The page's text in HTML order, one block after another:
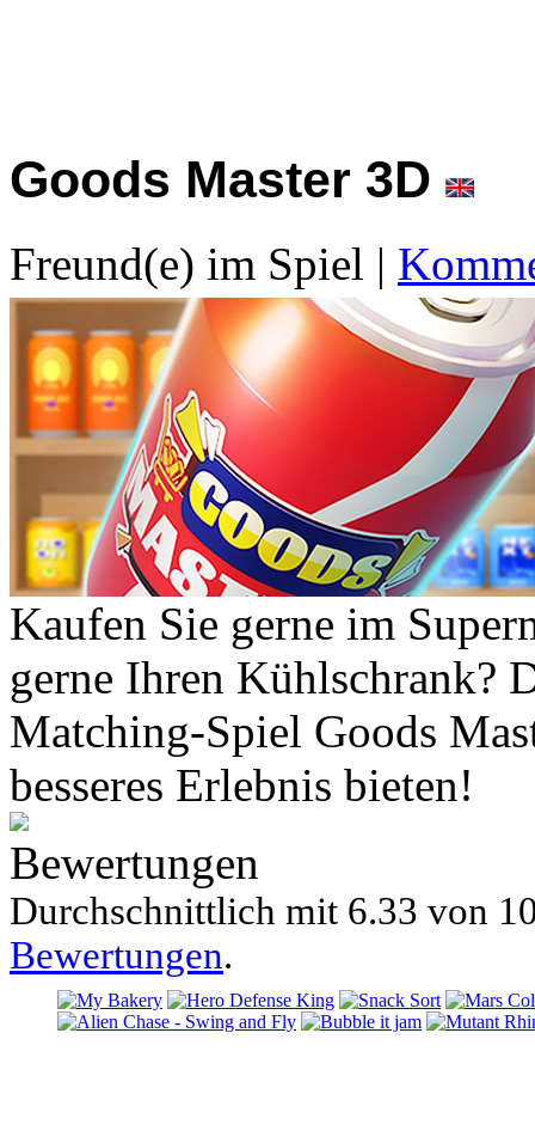
Goods Master 3D
Freund(e) im Spiel |
Kaufen Sie gerne im
gerne Ihren Kühlschrank?
Matching-Spiel Goods
besseres Erlebnis bieten!
Bewertungen
Durchschnittlich mit 6.33 von
Bewertungen.